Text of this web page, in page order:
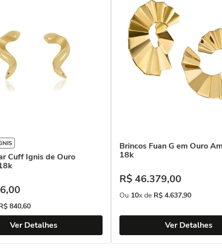
Cuff Ignis de Ouro
,00
840,60
Ver Detalhes
Brincos Fuan G em Ouro
18k
R$46.379,00
Ou 10x de R$ 4.637,90
Ver Detalhes